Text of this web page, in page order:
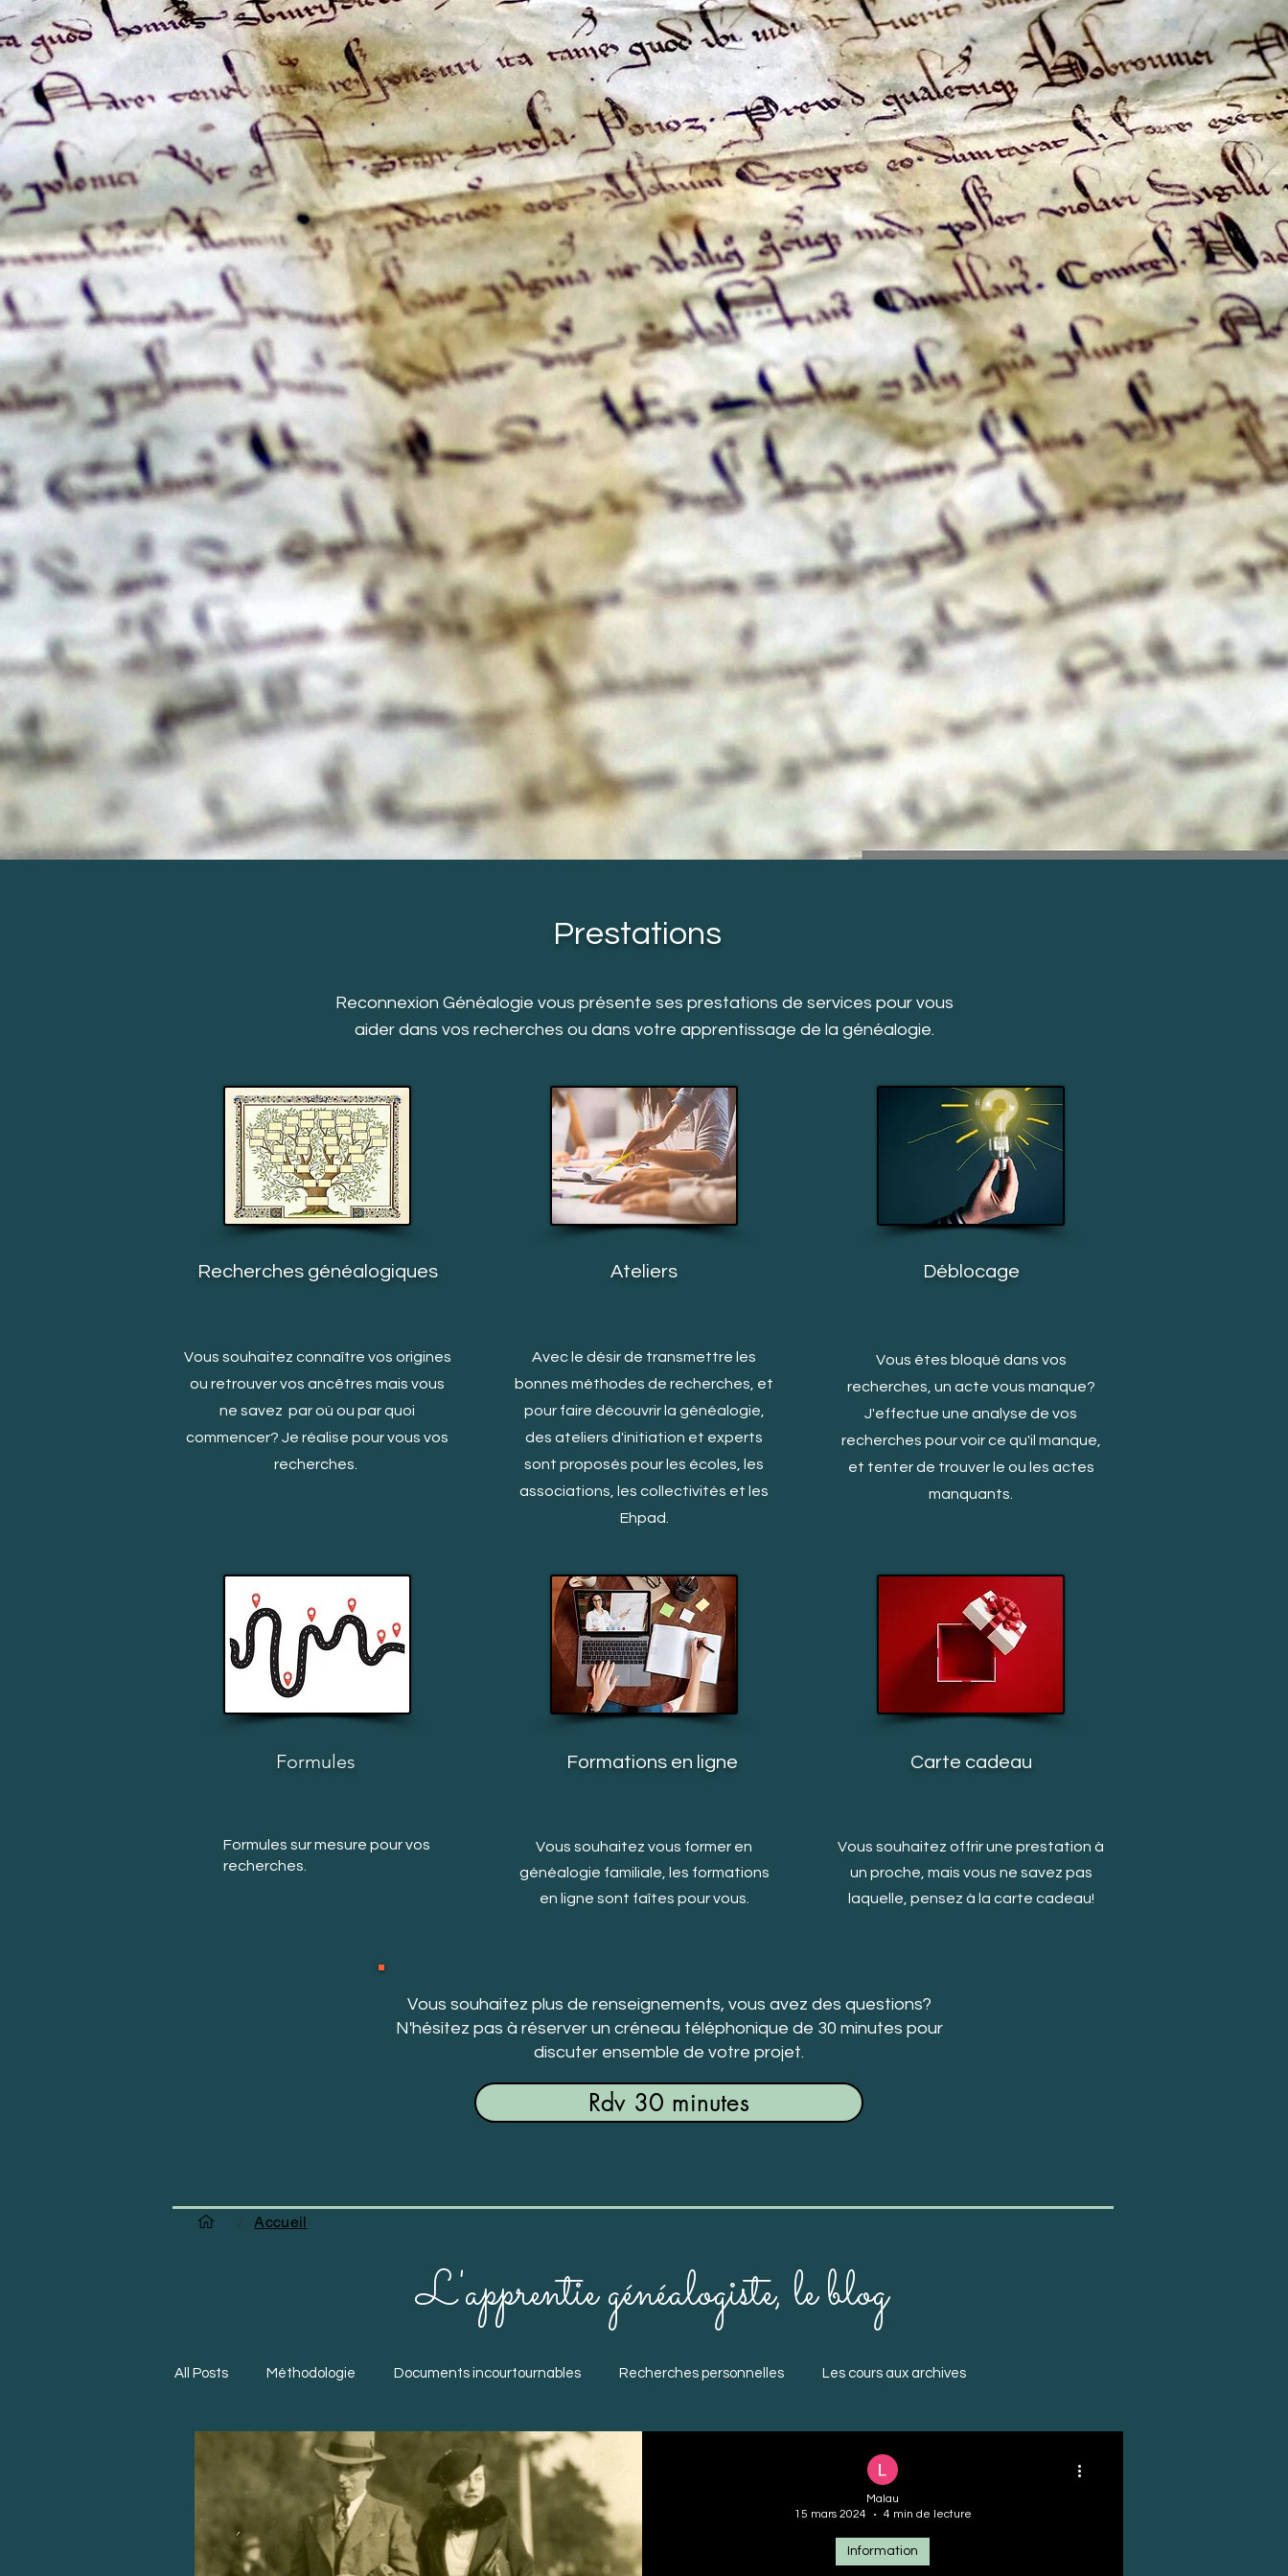
Prestations
Reconnexion Généalogie vous présente ses prestations de services pour vous
aider dans vos recherches ou dans votre apprentissage de la généalogie.
Recherches généalogiques Ateliers
Vous souhaitez connaître vos origines
ou retrouver vos ancêtres mais vous
ne savez par où ou par quoi
commencer? Je réalise pour vous vos
recherches.
Avec le désir de transmettre les
bonnes méthodes de recherches, et
pour faire découvrir la généalogie,
des ateliers d'initiation et experts
sont proposés pour les écoles, les
associations, les collectivités et les
Ehpad.
Formations en ligne
Formules
Formules sur mesure pour vos
recherches.
Vous souhaitez vous former en
généalogie familiale, les formations
en ligne sont faîtes pour vous.
Déblocage
Vous êtes bloqué dans vos
recherches, un acte vous manque?
J'effectue une analyse de vos
recherches pour voir ce qu'il manque,
et tenter de trouver le ou les actes
manquants.
Carte cadeau
Vous souhaitez offrir une prestation à
un proche, mais vous ne savez pas
laquelle, pensez à la carte cadeau!
Vous souhaitez plus de renseignements, vous avez des questions?
N'hésitez pas à réserver un créneau téléphonique de 30 minutes pour
discuter ensemble de votre projet.
Rdv 30 minutes
/ Accueil
L'apprentie généalogiste, le blog
All Posts Méthodologie Documents incourtournables Recherches personnelles Les cours aux archives
Création d'entreprise Sites ou groupes Fiches d'aide à la recherche
Information
Malau
15 mars 2024
4 min de lecture